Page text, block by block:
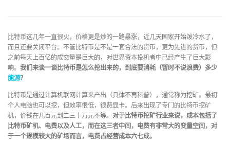
比特币这几年一直很火，价格更是炒的一路暴涨，近几天国家开始泼冷水了，
而且还要关闭平台。不管比特币是不是一套合法的货币，更为先进的货币，但
之前每天上百亿的成交量是巨大的，对世界资本投机者中已经产生了巨大影
响。 我们来谈一谈比特币是怎么挖出来的，到底要消耗（暂时不说浪费）多少
能源？
比特币是通过计算机联网计算来产出（具体不再科普），通常称为挖矿。最初
个人电脑也可以挖，但效率很低，很费显卡。后来出现了专门的比特币挖矿
机，价钱在几百元到二三十万元不等。 对于比特币挖矿行业来说，成本包括了
比特币矿机、电费以及人工，而在这三者中间，电费有非常大的变量空间，对
于一个规模较大的矿场而言，电费占经营成本六七成。